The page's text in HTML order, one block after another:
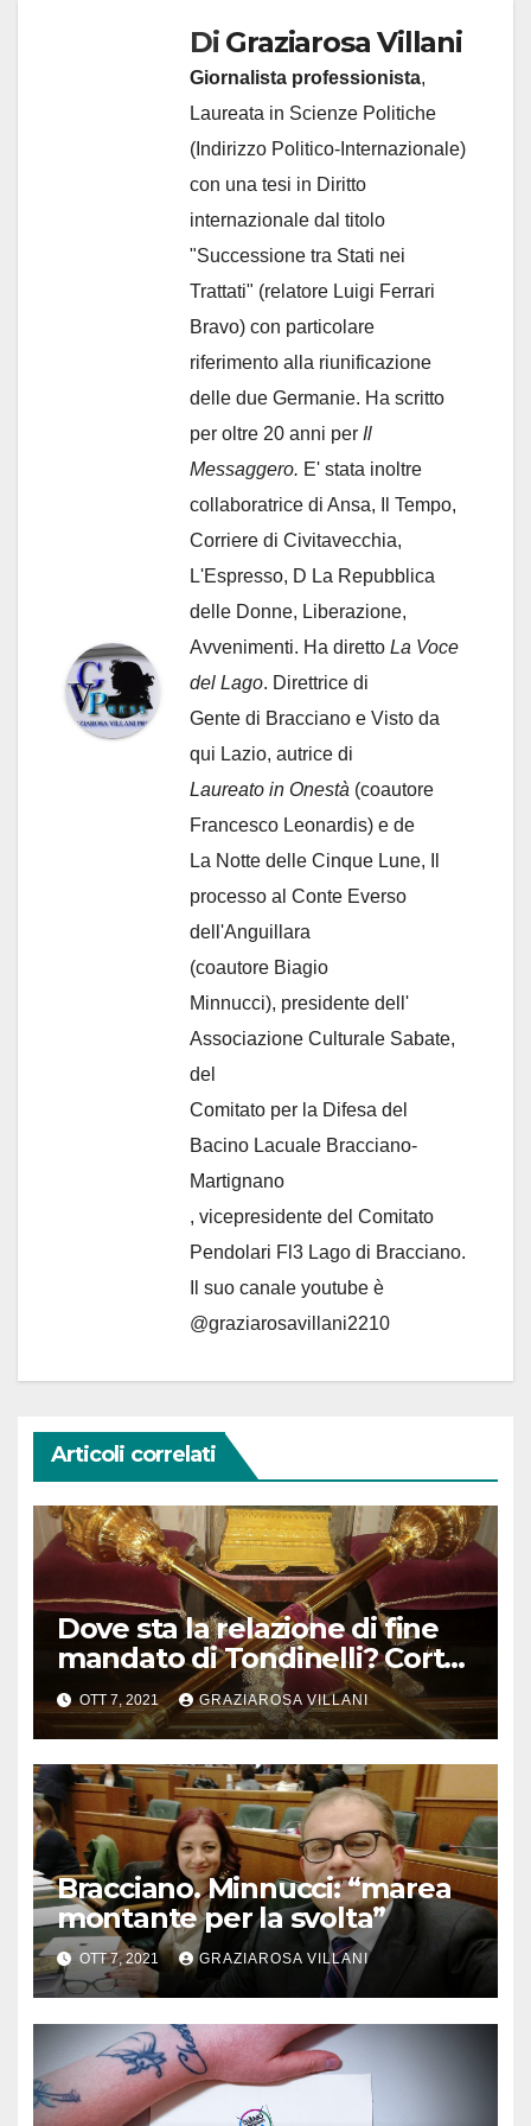
Di Graziarosa Villani
Giornalista professionista,
Laureata in Scienze Politiche
(Indirizzo Politico-Internazionale)
con una tesi in Diritto
internazionale dal titolo
"Successione tra Stati nei
Trattati" (relatore Luigi Ferrari
Bravo) con particolare
riferimento alla riunificazione
delle due Germanie. Ha scritto
per oltre 20 anni per Il
Messaggero. E' stata inoltre
collaboratrice di Ansa, Il Tempo,
Corriere di Civitavecchia,
L'Espresso, D La Repubblica
delle Donne, Liberazione,
Avvenimenti. Ha diretto La Voce
del Lago. Direttrice di
Gente di Bracciano e Visto da
qui Lazio, autrice di
Laureato in Onestà (coautore
Francesco Leonardis) e de
La Notte delle Cinque Lune, Il
processo al Conte Everso
dell'Anguillara
(coautore Biagio
Minnucci), presidente dell'
Associazione Culturale Sabate,
del
Comitato per la Difesa del
Bacino Lacuale Bracciano-
Martignano
, vicepresidente del Comitato
Pendolari Fl3 Lago di Bracciano.
Il suo canale youtube è
@graziarosavillani2210
Articoli correlati
Dove sta la relazione di fine
mandato di Tondinelli? Corte
dei Conti parla di “indiretta
violazione dei principi di
responsabilità di mandato”
OTT 7, 2021 GRAZIAROSA VILLANI
Bracciano. Minnucci: “marea
montante per la svolta”
OTT 7, 2021 GRAZIAROSA VILLANI